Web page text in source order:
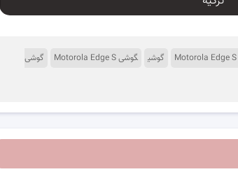
گوشی گوشی Motorola Edge S
گوشی